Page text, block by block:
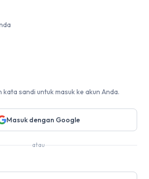
kata sandi untuk masuk ke akun Anda.
Masuk dengan Google
atau